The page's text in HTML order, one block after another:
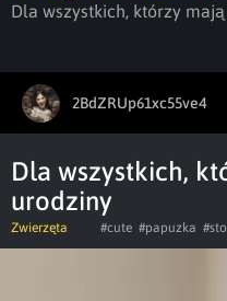
Dla wszystkich, którzy
2BdZRUp61xc55ve4
Dla wszystkich,
urodziny
Zwierzęta #cute #papuzka